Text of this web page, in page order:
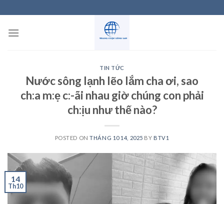
to
content
TIN TỨC
Nước sông lạnh lẽo lắm cha ơi, sao
ch:a m:ẹ c:-ãi nhau giờ chúng con phải
ch:ịu như thế nào?
POSTED ONTHÁNG 10 14, 2025 BY BTV1
14
Th10